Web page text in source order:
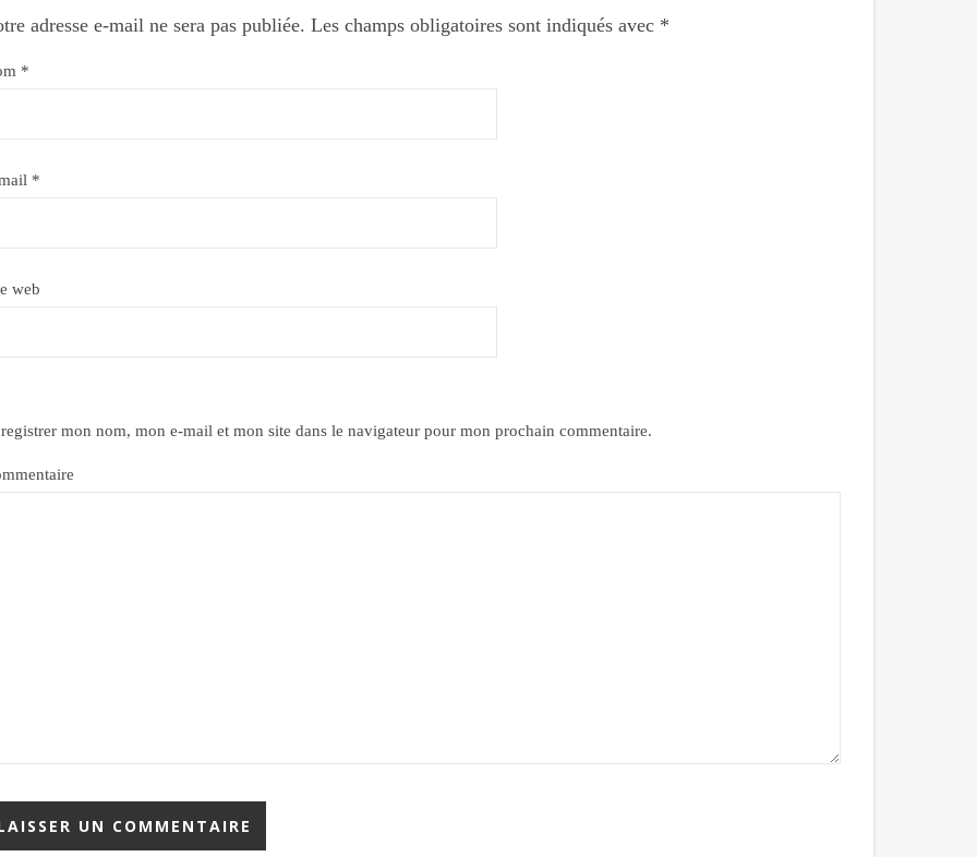
adresse e-mail ne sera pas publiée. Les champs obligatoires sont indiqués avec *
*
*
web
mon nom, mon e-mail et mon site dans le navigateur pour mon prochain commentaire.